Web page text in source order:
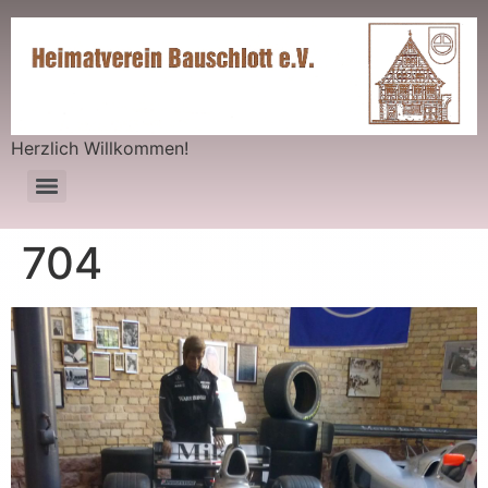
Herzlich Willkommen!
704